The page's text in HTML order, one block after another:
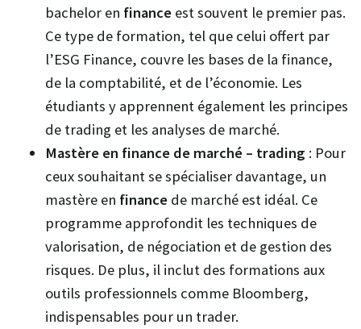
bachelor en finance est souvent le premier pas.
Ce type de formation, tel que celui offert par
l’ESG Finance, couvre les bases de la finance,
de la comptabilité, et de l’économie. Les
étudiants y apprennent également les principes
de trading et les analyses de marché.
Mastère en finance de marché – trading : Pour
ceux souhaitant se spécialiser davantage, un
mastère en finance de marché est idéal. Ce
programme approfondit les techniques de
valorisation, de négociation et de gestion des
risques. De plus, il inclut des formations aux
outils professionnels comme Bloomberg,
indispensables pour un trader.